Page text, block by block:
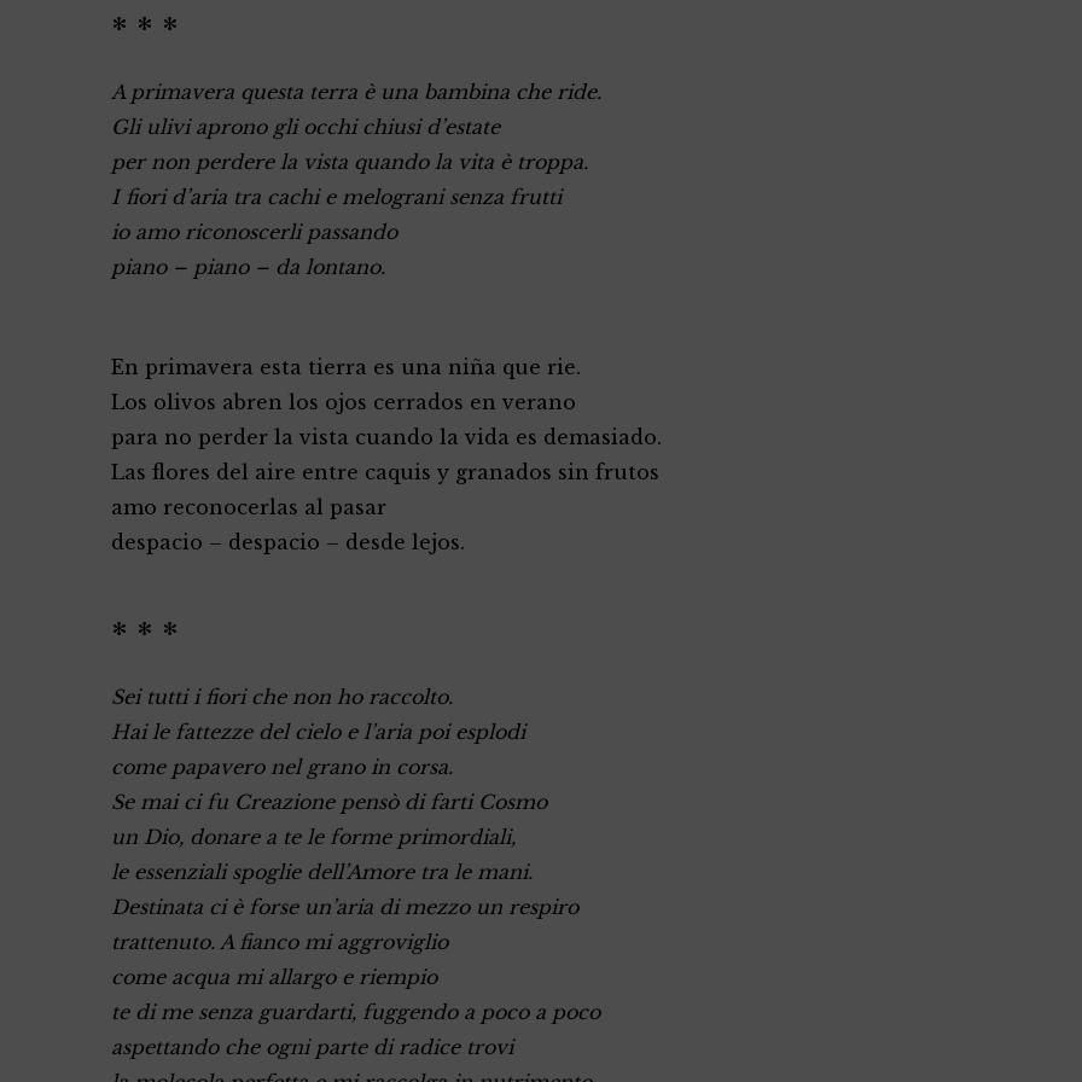
* * *
A primavera questa terra è una bambina che ride.
Gli ulivi aprono gli occhi chiusi d’estate
per non perdere la vista quando la vita è troppa.
I fiori d’aria tra cachi e melograni senza frutti
io amo riconoscerli passando
piano – piano – da lontano.
En primavera esta tierra es una niña que rie.
Los olivos abren los ojos cerrados en verano
para no perder la vista cuando la vida es demasiado.
Las flores del aire entre caquis y granados sin frutos
amo reconocerlas al pasar
despacio – despacio – desde lejos.
* * *
Sei tutti i fiori che non ho raccolto.
Hai le fattezze del cielo e l’aria poi esplodi
come papavero nel grano in corsa.
Se mai ci fu Creazione pensò di farti Cosmo
un Dio, donare a te le forme primordiali,
le essenziali spoglie dell’Amore tra le mani.
Destinata ci è forse un’aria di mezzo un respiro
trattenuto. A fianco mi aggroviglio
come acqua mi allargo e riempio
te di me senza guardarti, fuggendo a poco a poco
aspettando che ogni parte di radice trovi